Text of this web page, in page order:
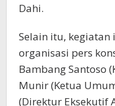
Dahi.
Selain itu,
organisasi pers
Bambang Santoso
Munir (Ketua
(Direktur Eksekutif